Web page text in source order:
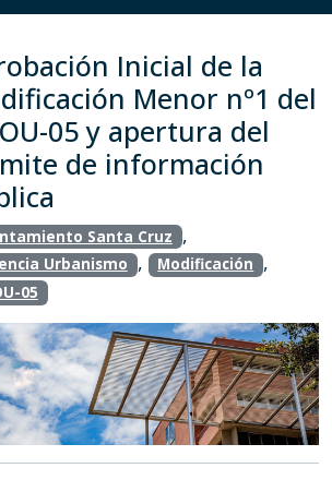
Inicial de la
Menor nº1 del
05 y apertura del
de información
Santa Cruz ,
Urbanismo , Modificación ,
05